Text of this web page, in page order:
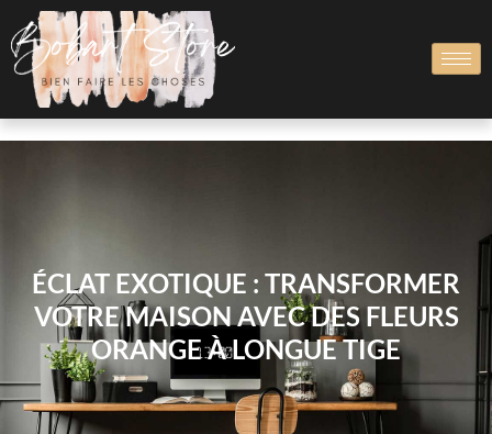
ÉCLAT EXOTIQUE : TRANSFORMER
VOTRE MAISON AVEC DES FLEURS
ORANGE À LONGUE TIGE